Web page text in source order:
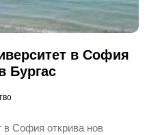
в София
Бургас
в София открива нов